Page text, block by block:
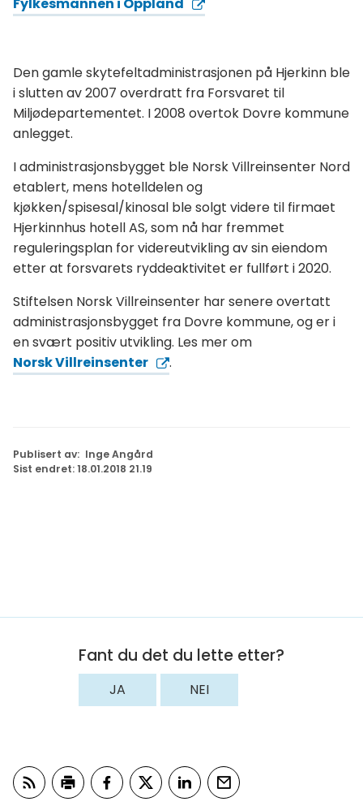
Den gamle skytefeltadministrasjonen på Hjerkinn ble
i slutten av 2007 overdratt fra Forsvaret til
Miljødepartementet. I 2008 overtok Dovre kommune
anlegget.
I administrasjonsbygget ble Norsk Villreinsenter Nord
etablert, mens hotelldelen og
kjøkken/spisesal/kinosal ble solgt videre til firmaet
Hjerkinnhus hotell AS, som nå har fremmet
reguleringsplan for videreutvikling av sin eiendom
etter at forsvarets ryddeaktivitet er fullført i 2020.
Stiftelsen Norsk Villreinsenter har senere overtatt
administrasjonsbygget fra Dovre kommune, og er i
en svært positiv utvikling. Les mer om
Norsk Villreinsenter
.
Publisert av
Inge Angård
Sist endret 18.01.2018 21.19
Fant du det du lette etter?
JA NEI